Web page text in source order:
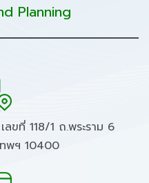
Planning
ขที่ 118/1 ถ.พระราม 6
พฯ 10400